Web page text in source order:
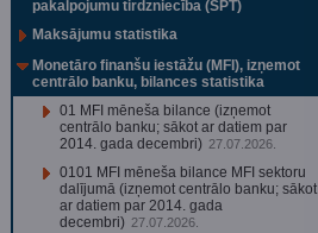
pakalpojumu tirdzniecība (SPT)
Maksājumu statistika
Monetāro finanšu iestāžu (MFI), izņemot
centrālo banku, bilances statistika
01 MFI mēneša bilance (izņemot
centrālo banku; sākot ar datiem par
2014. gada decembri) 27.07.2026.
0101 MFI mēneša bilance MFI sektoru
dalījumā (izņemot centrālo banku; sākot
ar datiem par 2014. gada
decembri) 27.07.2026.